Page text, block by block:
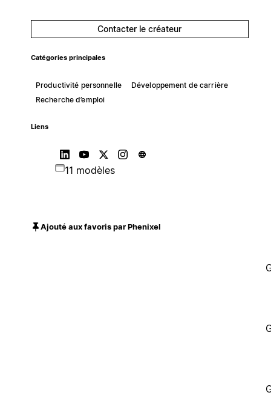
Contacter le créateur
Catégories principales
Productivité personnelle
Développement de carrière
Recherche d’emploi
Liens
11 modèles
Ajouté aux favoris par Phenixel